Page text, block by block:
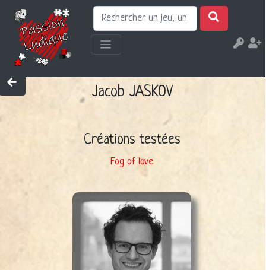
Jacob JASKOV
Créations testées
Fog of love